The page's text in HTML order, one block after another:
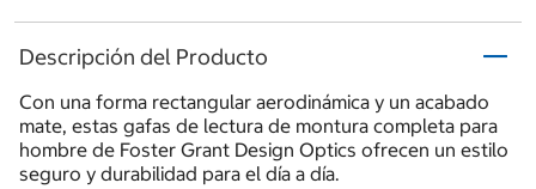
Descripción del Producto
Con una forma rectangular aerodinámica y un acabado
mate, estas gafas de lectura de montura completa para
hombre de Foster Grant Design Optics ofrecen un estilo
seguro y durabilidad para el día a día.